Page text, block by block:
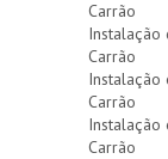
Carrão
Instalação
Carrão
Instalação
Carrão
Instalação
Carrão